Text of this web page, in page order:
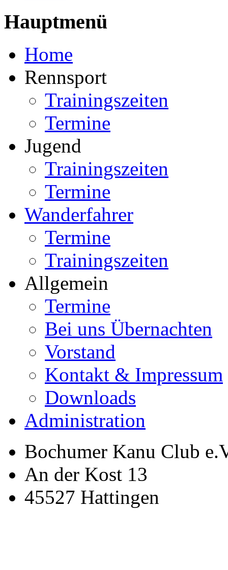
Hauptmenü
Home
Rennsport
Trainingszeiten
Termine
Jugend
Trainingszeiten
Termine
Wanderfahrer
Termine
Trainingszeiten
Allgemein
Termine
Bei uns Übernachten
Vorstand
Kontakt & Impressum
Downloads
Administration
Bochumer Kanu Club
An der Kost 13
45527 Hattingen